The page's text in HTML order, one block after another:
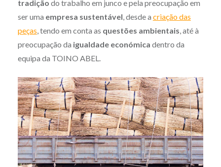
tradição do trabalho em junco e pela preocupação em
ser uma empresa sustentável, desde a criação das
peças, tendo em conta as questões ambientais, até à
preocupação da igualdade económica dentro da
equipa da TOINO ABEL.